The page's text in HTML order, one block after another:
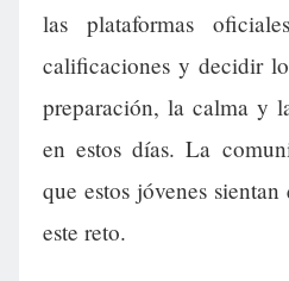
las plataformas
calificaciones y decidir
preparación, la calma y
en estos días. La
que estos jóvenes
este reto.